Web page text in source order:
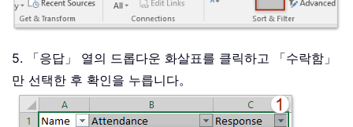
5. 「응답」 열의 드롭다운 화살표를 클릭하고 「수락함」
만 선택한 후 확인을 누릅니다。